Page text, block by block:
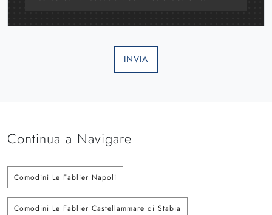
INVIA
Continua a Navigare
Comodini Le Fablier Napoli
Comodini Le Fablier Castellammare di Stabia